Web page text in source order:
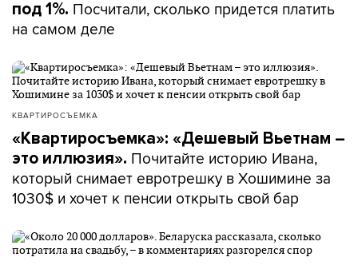
под 1%. Посчитали, сколько придется платить
на самом деле
КВАРТИРОСЪЕМКА
«Квартиросъемка»: «Дешевый Вьетнам –
это иллюзия». Почитайте историю Ивана,
который снимает евротрешку в Хошимине за
1030$ и хочет к пенсии открыть свой бар